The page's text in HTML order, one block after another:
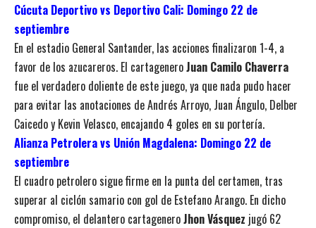
Cúcuta Deportivo vs Deportivo Cali: Domingo 22 de
septiembre
En el estadio General Santander, las acciones finalizaron 1-4, a
favor de los azucareros. El cartageneroJuan Camilo Chaverra
fue el verdadero doliente de este juego, ya que nada pudo hacer
para evitar las anotaciones de Andrés Arroyo, Juan Ángulo, Delber
Caicedo y Kevin Velasco, encajando 4 goles en su portería.
Alianza Petrolera vs Unión Magdalena: Domingo 22 de
septiembre
El cuadro petrolero sigue firme en la punta del certamen, tras
superar al ciclón samario con gol de Estefano Arango. En dicho
compromiso, el delantero cartageneroJhon Vásquez jugó 62